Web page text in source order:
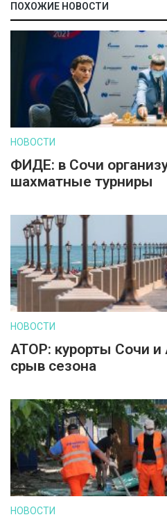
ПОХОЖИЕ НОВОСТИ
НОВОСТИ
ФИДЕ: в Сочи
шахматные турниры
НОВОСТИ
АТОР: курорты Сочи
срыв сезона
НОВОСТИ